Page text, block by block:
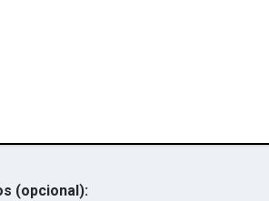
(opcional):